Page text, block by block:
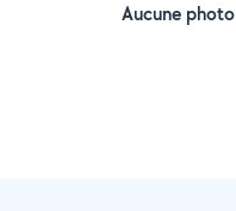
Aucune photo